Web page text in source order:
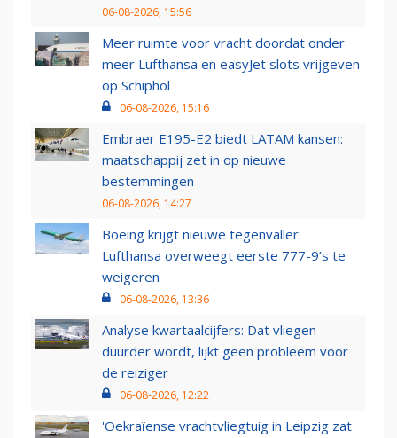
06-08-2026, 15:56
Meer ruimte voor vracht doordat onder
meer Lufthansa en easyJet slots vrijgeven
op Schiphol
06-08-2026, 15:16
Embraer E195-E2 biedt LATAM kansen:
maatschappij zet in op nieuwe
bestemmingen
06-08-2026, 14:27
Boeing krijgt nieuwe tegenvaller:
Lufthansa overweegt eerste 777-9’s te
weigeren
06-08-2026, 13:36
Analyse kwartaalcijfers: Dat vliegen
duurder wordt, lijkt geen probleem voor
de reiziger
06-08-2026, 12:22
'Oekraïense vrachtvliegtuig in Leipzig zat